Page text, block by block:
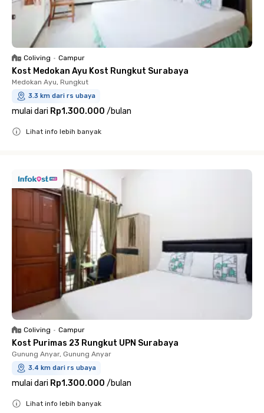
Coliving • Campur
Kost Medokan Ayu Kost Rungkut Surabaya
Medokan Ayu, Rungkut
3.3 km dari rs ubaya
mulai dari Rp1.300.000 /bulan
Lihat info lebih banyak
Coliving • Campur
Kost Purimas 23 Rungkut UPN Surabaya
Gunung Anyar, Gunung Anyar
3.4 km dari rs ubaya
mulai dari Rp1.300.000 /bulan
Lihat info lebih banyak